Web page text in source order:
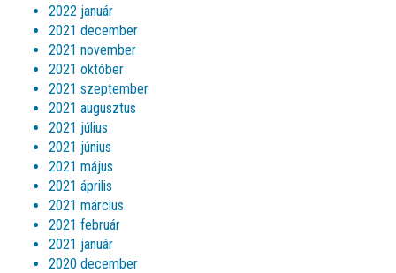
2022 január
2021 december
2021 november
2021 október
2021 szeptember
2021 augusztus
2021 július
2021 június
2021 május
2021 április
2021 március
2021 február
2021 január
2020 december